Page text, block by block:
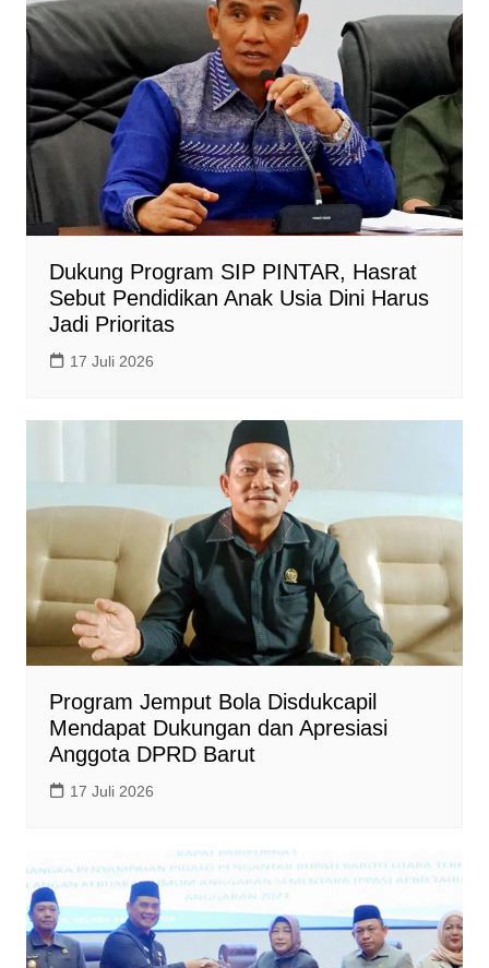
Dukung Program SIP PINTAR, Hasrat
Sebut Pendidikan Anak Usia Dini Harus
Jadi Prioritas
17 Juli 2026
Program Jemput Bola Disdukcapil
Mendapat Dukungan dan Apresiasi
Anggota DPRD Barut
17 Juli 2026